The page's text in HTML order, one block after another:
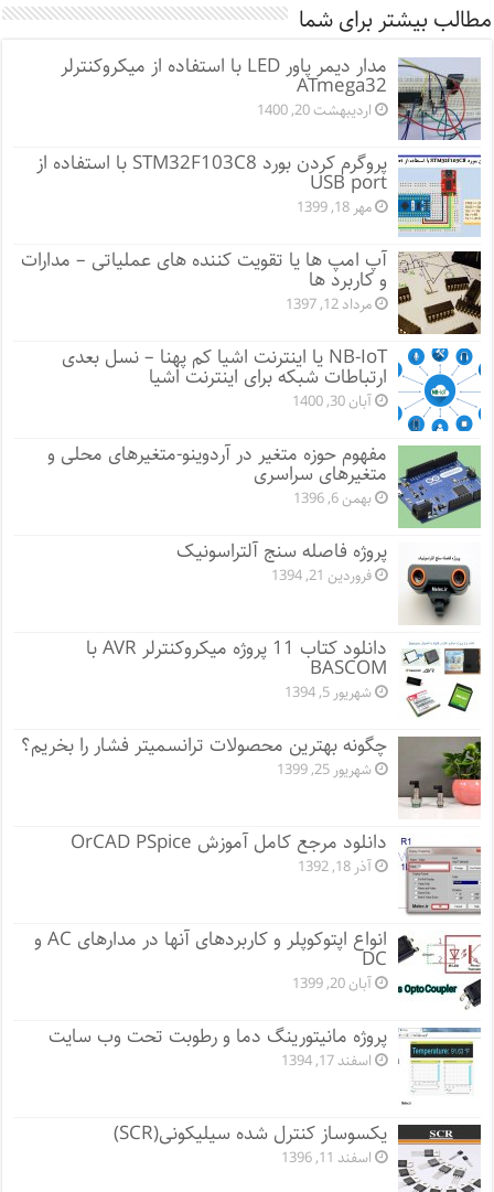
مطالب بیشتر برای شما
مدار دیمر پاور LED با استفاده از میکروکنترلر
ATmega32
اردیبهشت 20, 1400
پروگرم کردن بورد STM32F103C8 با استفاده از
USB port
مهر 18, 1399
آپ امپ ها یا تقویت کننده های عملیاتی – مدارات
و کاربرد ها
مرداد 12, 1397
NB-IoT یا اینترنت اشیا کم پهنا – نسل بعدی
ارتباطات شبکه برای اینترنت اشیا
آبان 30, 1400
مفهوم حوزه متغیر در آردوینو-متغیرهای محلی و
متغیرهای سراسری
بهمن 6, 1396
پروژه فاصله سنج آلتراسونیک
فروردین 21, 1394
دانلود کتاب 11 پروژه میکروکنترلر AVR با
BASCOM
شهریور 5, 1394
چگونه بهترین محصولات ترانسمیتر فشار را بخریم؟
شهریور 25, 1399
دانلود مرجع کامل آموزش OrCAD PSpice
آذر 18, 1392
انواع اپتوکوپلر و کاربردهای آنها در مدارهای AC و
DC
آبان 20, 1399
پروژه مانيتورينگ دما و رطوبت تحت وب سایت
اسفند 17, 1394
یکسوساز کنترل شده سیلیکونی(SCR)
اسفند 11, 1396